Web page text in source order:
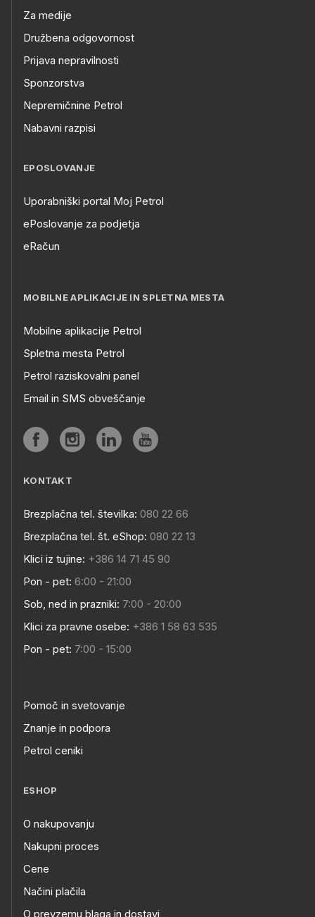
Za medije
Družbena odgovornost
Prijava nepravilnosti
Sponzorstva
Nepremičnine Petrol
Nabavni razpisi
EPOSLOVANJE
Uporabniški portal Moj Petrol
ePoslovanje za podjetja
eRačun
MOBILNE APLIKACIJE IN SPLETNA MESTA
Mobilne aplikacije Petrol
Spletna mesta Petrol
Petrol raziskovalni panel
Email in SMS obveščanje
KONTAKT
Brezplačna tel. številka: 080 22 66
Brezplačna tel. št. eShop: 080 22 13
Klici iz tujine: +386 14 71 45 90
Pon - pet: 6:00 - 21:00
Sob, ned in prazniki: 7:00 - 20:00
Klici za pravne osebe: +386 1 58 63 535
Pon - pet: 7:00 - 15:00
Pomoč in svetovanje
Znanje in podpora
Petrol ceniki
ESHOP
O nakupovanju
Nakupni proces
Cene
Načini plačila
O prevzemu blaga in dostavi